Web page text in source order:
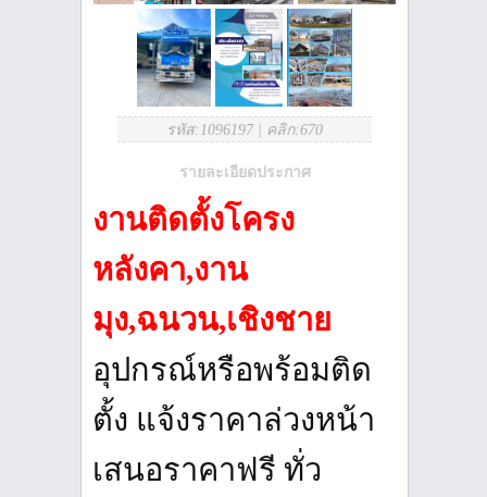
รหัส:1096197 คลิก:670
รายละเอียดประกาศ
งานติดตั้งโครง
หลังคา,งาน
มุง,ฉนวน,เชิงชาย
อุปกรณ์หรือพร้อมติด
ตั้ง แจ้งราคาล่วงหน้า
เสนอราคาฟรี ทั่ว